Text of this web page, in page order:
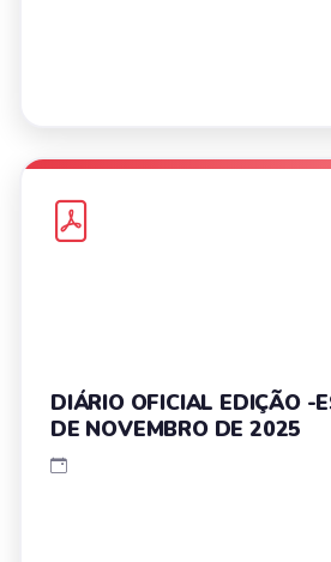
DIÁRIO OFICIAL EDIÇÃO -
DE NOVEMBRO DE 2025